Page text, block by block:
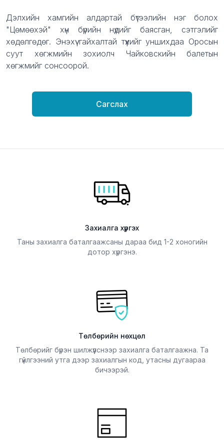
Description
Дэлхийн хамгийн алдартай бүтээлийн нэг болох
"Цөмөөхэй" хүн бүрийн нүдийг баясган, сэтгэлийг
хөдөлгөдөг. Энэхүү гайхалтай түүхийг уншихдаа Оросын
суут хөгжмийн зохиолч Чайковскийн балетын
хөгжмийг сонсоорой.
Сагслах
Захиалга хүргэх
Таны захиалга баталгаажсаны дараа бид 1-2 хоногийн
дотор хүргэнэ.
Төлбөрийн нөхцөл
Төлбөрийг бүрэн шилжүүлснээр захиалга баталгаажна. Та
гүйлгээний утга дээр захиалгын код, утасны дугаараа
бичээрэй.